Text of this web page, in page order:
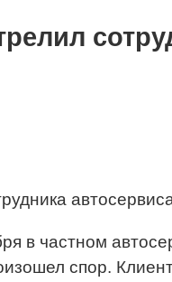
в частном
спор.